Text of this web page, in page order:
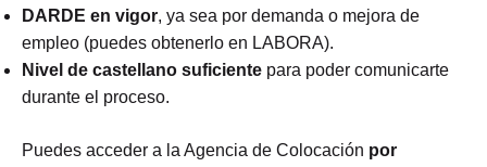
DARDE en vigor, ya sea por demanda o mejora de
empleo (puedes obtenerlo en LABORA).
Nivel de castellano suficiente para poder comunicarte
durante el proceso.
Puedes acceder a la Agencia de Colocación por